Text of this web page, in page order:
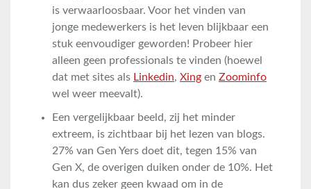
is verwaarloosbaar. Voor het vinden van
jonge medewerkers is het leven blijkbaar een
stuk eenvoudiger geworden! Probeer hier
alleen geen professionals te vinden (hoewel
dat met sites als Linkedin, Xing en Zoominfo
wel weer meevalt).
Een vergelijkbaar beeld, zij het minder
extreem, is zichtbaar bij het lezen van blogs.
27% van Gen Yers doet dit, tegen 15% van
Gen X, de overigen duiken onder de 10%. Het
kan dus zeker geen kwaad om in de